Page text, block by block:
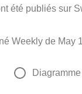
été publiés sur
Weekly de May